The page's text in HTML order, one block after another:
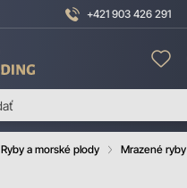
+421 903 426 291
Ryby a morské plody Mrazené ryby